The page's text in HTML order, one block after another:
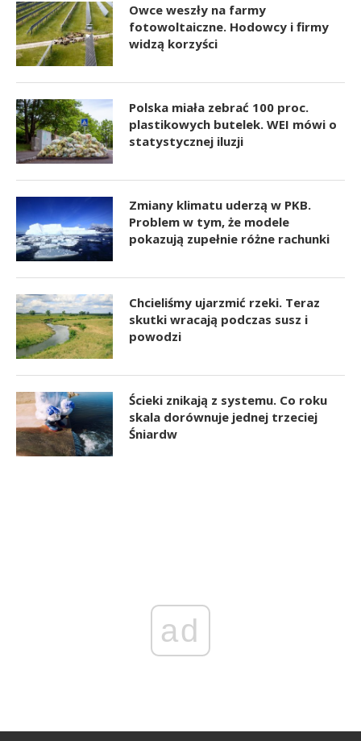
Owce weszły na farmy
fotowoltaiczne. Hodowcy i firmy
widzą korzyści
Polska miała zebrać 100 proc.
plastikowych butelek. WEI mówi o
statystycznej iluzji
Zmiany klimatu uderzą w PKB.
Problem w tym, że modele
pokazują zupełnie różne rachunki
Chcieliśmy ujarzmić rzeki. Teraz
skutki wracają podczas susz i
powodzi
Ścieki znikają z systemu. Co roku
skala dorównuje jednej trzeciej
Śniardw
ad